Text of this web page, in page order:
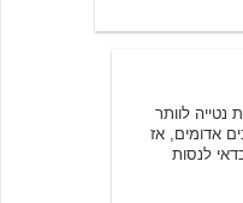
נטייה לוותר
אדומים, אז
לנסות